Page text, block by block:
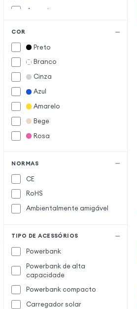
4smarts
Bwoo
Forcell
Forever
Maxlife
OBAL:ME
Samsung
COR
Preto
Branco
Cinza
Azul
Amarelo
Bege
Rosa
NORMAS
CE
RoHS
Ambientalmente amigável
TIPO DE ACESSÓRIOS
Powerbank
Powerbank de alta
capacidade
Powerbank compacto
Carregador solar